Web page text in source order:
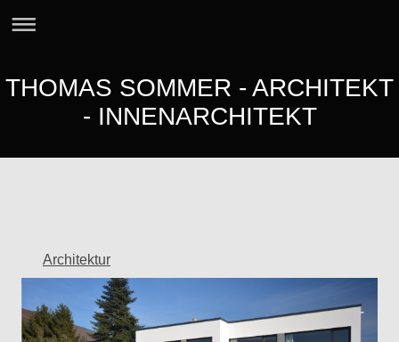
THOMAS SOMMER - ARCHITEKT
- INNENARCHITEKT
Architektur